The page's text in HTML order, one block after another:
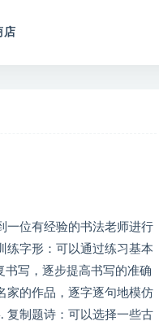
店
一位有经验的书法老师进行
练字形：可以通过练习基本
书写，逐步提高书写的准确
家的作品，逐字逐句地模仿
复制题诗：可以选择一些古